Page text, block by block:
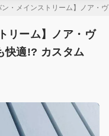
ン・メインストリーム】ノア・
リーム】ノア・ヴ
快適!? カスタム